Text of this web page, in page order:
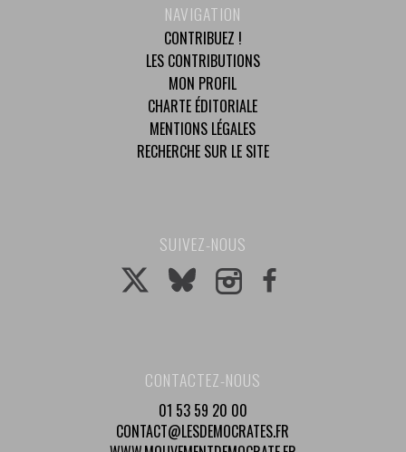
NAVIGATION
CONTRIBUEZ !
LES CONTRIBUTIONS
MON PROFIL
CHARTE ÉDITORIALE
MENTIONS LÉGALES
RECHERCHE SUR LE SITE
SUIVEZ-NOUS
CONTACTEZ-NOUS
01 53 59 20 00
CONTACT@LESDEMOCRATES.FR